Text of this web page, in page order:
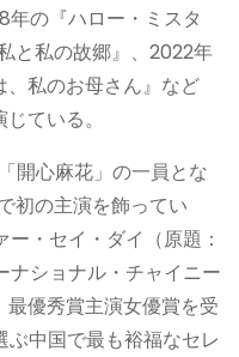
年の『ハロー・ミスタ
と私の故郷』、2022年
、私のお母さん』など
ている。
開心麻花」の一員とな
初の主演を飾ってい
・セイ・ダイ（原題：
ナショナル・チャイニー
優秀賞主演女優賞を受
ぶ中国で最も裕福なセレ